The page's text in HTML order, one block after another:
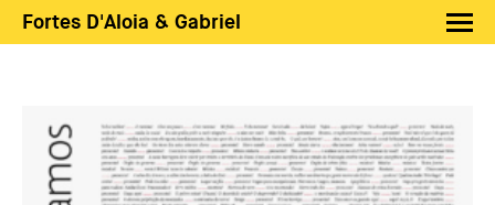
Fortes D'Aloia & Gabriel
Feiras
Notícias